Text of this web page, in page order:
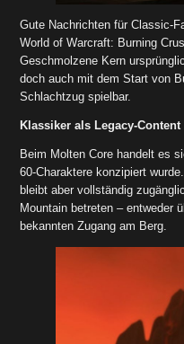
Gute Nachrichten für Classic-
World of Warcraft: Burning
Geschmolzene Kern
doch auch mit dem Start von
Schlachtzug spielbar.
Klassiker als Legacy-Content
Beim Molten Core handelt es
60-Charaktere konzipiert
bleibt aber vollständig
Mountain betreten – entweder
bekannten Zugang am Berg.